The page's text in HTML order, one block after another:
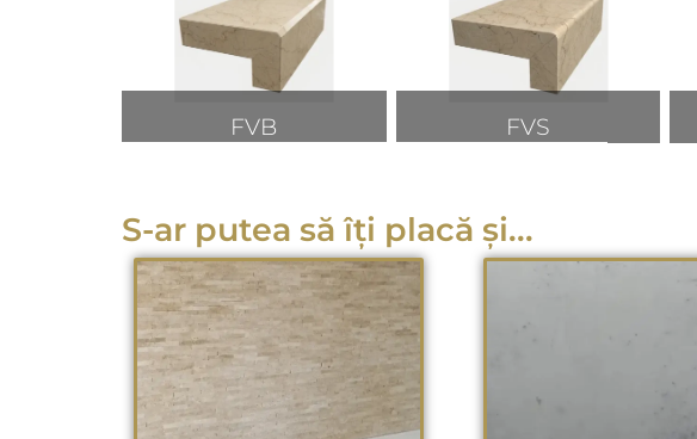
FVB FVS
S-ar putea să îți placă și...